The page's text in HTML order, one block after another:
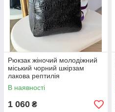
Рюкзак жіночий молодіжний
міський чорний шкірзам
лакова рептилія
В наявності
1 060 ₴